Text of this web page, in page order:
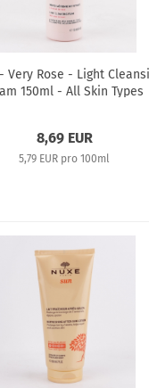
Very Rose - Light
150ml - All Skin Types
8,69 EUR
5,79 EUR pro 100ml